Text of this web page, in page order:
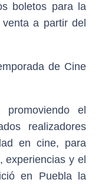
boletos para la
a partir del
de Cine
el
realizadores
en cine, para
experiencias y el
en Puebla la